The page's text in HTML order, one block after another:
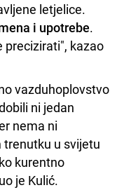
letjelice.
i upotrebe.
precizirati", kazao
vazduhoplovstvo
ni jedan
nema ni
trenutku u svijetu
kurentno
je Kulić.